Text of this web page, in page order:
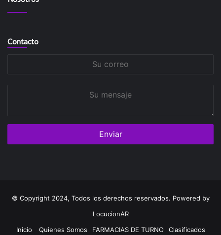
Contacto
© Copyright 2024, Todos los derechos reservados. Powered by
LocucionAR
Inicio
Quienes Somos FARMACIAS DE TURNO Clasificados